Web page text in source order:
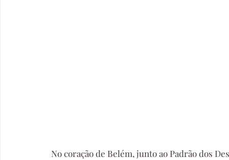
No coração de Belém, junto ao Padrão dos